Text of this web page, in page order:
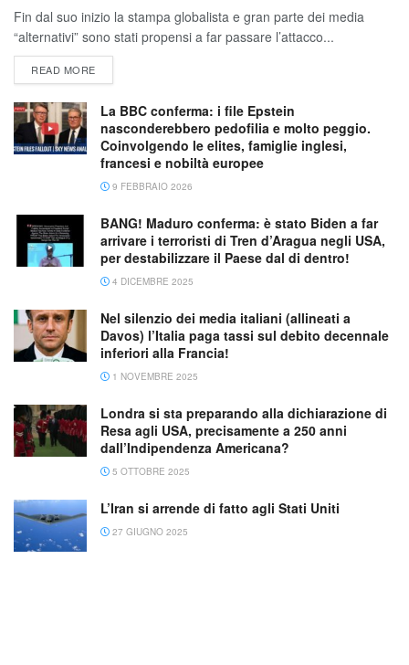
Fin dal suo inizio la stampa globalista e gran parte dei media
“alternativi” sono stati propensi a far passare l’attacco...
READ MORE
La BBC conferma: i file Epstein
nasconderebbero pedofilia e molto peggio.
Coinvolgendo le elites, famiglie inglesi,
francesi e nobiltà europee
9 FEBBRAIO 2026
BANG! Maduro conferma: è stato Biden a far
arrivare i terroristi di Tren d’Aragua negli USA,
per destabilizzare il Paese dal di dentro!
4 DICEMBRE 2025
Nel silenzio dei media italiani (allineati a
Davos) l’Italia paga tassi sul debito decennale
inferiori alla Francia!
1 NOVEMBRE 2025
Londra si sta preparando alla dichiarazione di
Resa agli USA, precisamente a 250 anni
dall’Indipendenza Americana?
5 OTTOBRE 2025
L’Iran si arrende di fatto agli Stati Uniti
27 GIUGNO 2025